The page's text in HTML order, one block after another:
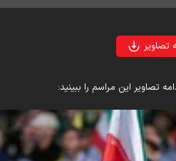
تصاویر
تصاویر این مراسم را ببینید: